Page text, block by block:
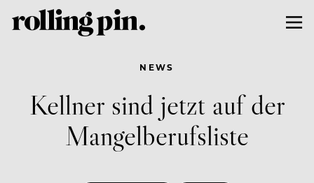
NEWS
Kellner sind jetzt auf der
Mangelberufsliste